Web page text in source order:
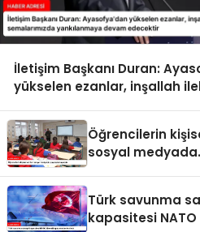
İletişim Başkanı Duran:
yükselen ezanlar, inşallah
edecektir
Öğrencilerin
sosyal medyada
Türk savunma
kapasitesi NATO